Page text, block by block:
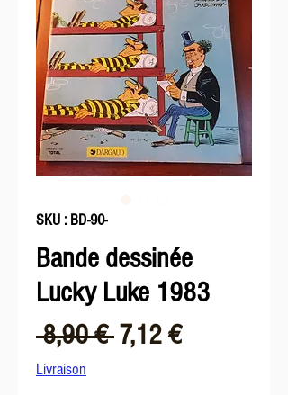
SKU : BD-90-
Bande dessinée
Lucky Luke 1983
8,90 € Prix
7,12 €Prix
Livraison